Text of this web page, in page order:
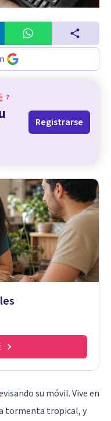
?
Registrarse
su móvil. Vive en
tormenta tropical, y